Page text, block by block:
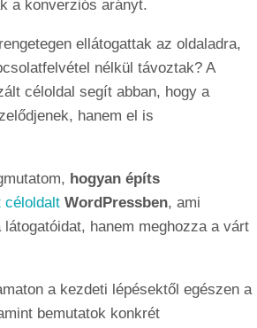
a konverziós arányt.
ellátogattak az oldaladra,
nélkül távoztak? A
céloldal segít abban, hogy a
hanem el is
hogyan építs
céloldalt WordPressben, ami
hanem meghozza a várt
a kezdeti lépésektől egészen a
bemutatok konkrét